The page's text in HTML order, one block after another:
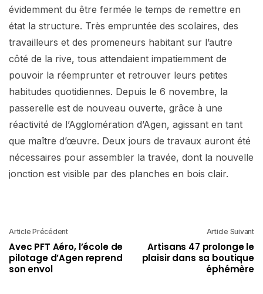
évidemment du être fermée le temps de remettre en
état la structure. Très empruntée des scolaires, des
travailleurs et des promeneurs habitant sur l’autre
côté de la rive, tous attendaient impatiemment de
pouvoir la réemprunter et retrouver leurs petites
habitudes quotidiennes. Depuis le 6 novembre, la
passerelle est de nouveau ouverte, grâce à une
réactivité de l’Agglomération d’Agen, agissant en tant
que maître d’œuvre. Deux jours de travaux auront été
nécessaires pour assembler la travée, dont la nouvelle
jonction est visible par des planches en bois clair.
Article Précédent
Avec PFT Aéro, l’école de
pilotage d’Agen reprend
son envol
Article Suivant
Artisans 47 prolonge le
plaisir dans sa boutique
éphémère